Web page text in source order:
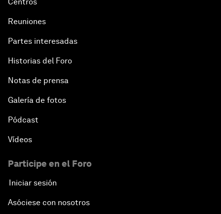
Reuniones
Partes interesadas
Historias del Foro
Notas de prensa
Galería de fotos
Pódcast
Vídeos
Participe en el Foro
Iniciar sesión
Asóciese con nosotros